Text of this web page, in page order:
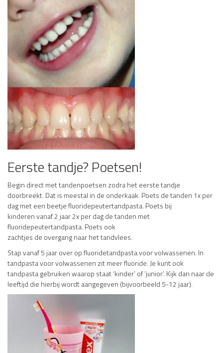
Eerste tandje? Poetsen!
Begin direct met tandenpoetsen zodra het eerste tandje
doorbreekt. Dat is meestal in de onderkaak. Poets de tanden 1x per
dag met een beetje fluoridepeutertandpasta. Poets bij
kinderen vanaf 2 jaar 2x per dag de tanden met
fluoridepeutertandpasta. Poets ook
zachtjes de overgang naar het tandvlees.
Stap vanaf 5 jaar over op fluoridetandpasta voor volwassenen. In
tandpasta voor volwassenen zit meer fluoride. Je kunt ook
tandpasta gebruiken waarop staat ‘kinder’ of ‘junior’. Kijk dan naar de
leeftijd die hierbij wordt aangegeven (bijvoorbeeld 5-12 jaar).